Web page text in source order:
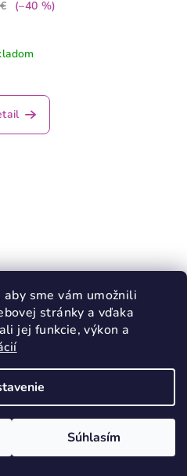
aby sme vám umožnili
stránky a vďaka
jej funkcie, výkon a
Súhlasím
(–40 %)
FUXIA sandále
KÓD:3436/20